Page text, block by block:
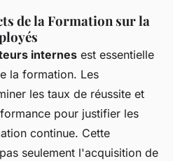
de la Formation sur la
internes est essentielle
la formation. Les
les taux de réussite et
pour justifier les
continue. Cette
seulement l'acquisition de